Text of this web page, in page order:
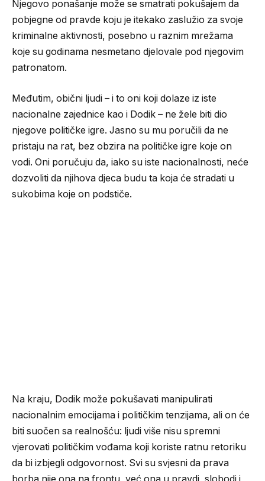
Njegovo ponašanje može se smatrati pokušajem da
pobjegne od pravde koju je itekako zaslužio za svoje
kriminalne aktivnosti, posebno u raznim mrežama
koje su godinama nesmetano djelovale pod njegovim
patronatom.
Međutim, obični ljudi – i to oni koji dolaze iz iste
nacionalne zajednice kao i Dodik – ne žele biti dio
njegove političke igre. Jasno su mu poručili da ne
pristaju na rat, bez obzira na političke igre koje on
vodi. Oni poručuju da, iako su iste nacionalnosti, neće
dozvoliti da njihova djeca budu ta koja će stradati u
sukobima koje on podstiče.
Na kraju, Dodik može pokušavati manipulirati
nacionalnim emocijama i političkim tenzijama, ali on će
biti suočen sa realnošću: ljudi više nisu spremni
vjerovati političkim vođama koji koriste ratnu retoriku
da bi izbjegli odgovornost. Svi su svjesni da prava